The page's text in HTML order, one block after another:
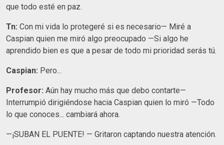
que todo esté en paz.
Tn: Con mi vida lo protegeré si es necesario— Miré a
Caspian quien me miró algo preocupado —Si algo he
aprendido bien es que a pesar de todo mi prioridad serás tú.
Caspian: Pero...
Profesor: Aún hay mucho más que debo contarte—
Interrumpió dirigiéndose hacia Caspian quien lo miró —Todo
lo que conoces... cambiará ahora.
—¡SUBAN EL PUENTE! — Gritaron captando nuestra atención.